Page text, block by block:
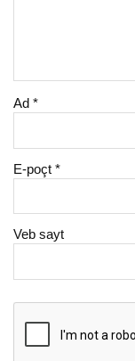
Ad*
E-poçt*
Veb sayt